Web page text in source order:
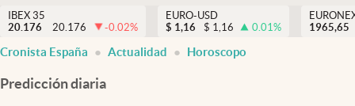
USA
Criptomonedas
España
NOTICIAS
FINANZAS
EURO
IBEX 35
20.176
20.176 -0.02%
EURO-USD
$ 1,16 $ 1,16 0.01%
1965,65
Cronista España Actualidad Horoscopo
Predicción diaria